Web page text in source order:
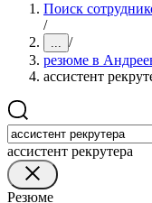
Поиск
/
... /
резюме в
ассистент
ассистент рекрутера
Резюме